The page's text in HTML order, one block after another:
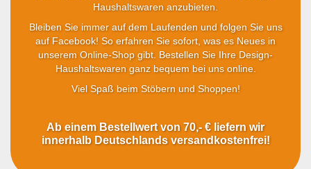
Haushaltswaren anzubieten.
Bleiben Sie immer auf dem Laufenden und folgen Sie uns
auf Facebook! So erfahren Sie sofort, was es Neues in
unserem Online-Shop gibt. Bestellen Sie Ihre Design-
Haushaltswaren ganz bequem bei uns online.
Viel Spaß beim Stöbern und Shoppen!
Ab einem Bestellwert von 70,- € liefern wir
innerhalb Deutschlands versandkostenfrei!